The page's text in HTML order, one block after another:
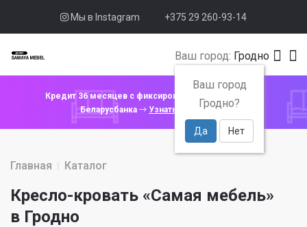
Мы в Instagram +375 29 260-93-14
Ваш город: Гродно
Ваш город
Гродно?
Да Нет
Кредит 36 месяцев с фиксированной ставкой 4% от
Беларусбанка
Узнать подробнее
Главная Каталог
Кресло-кровать «Самая мебель»
в Гродно